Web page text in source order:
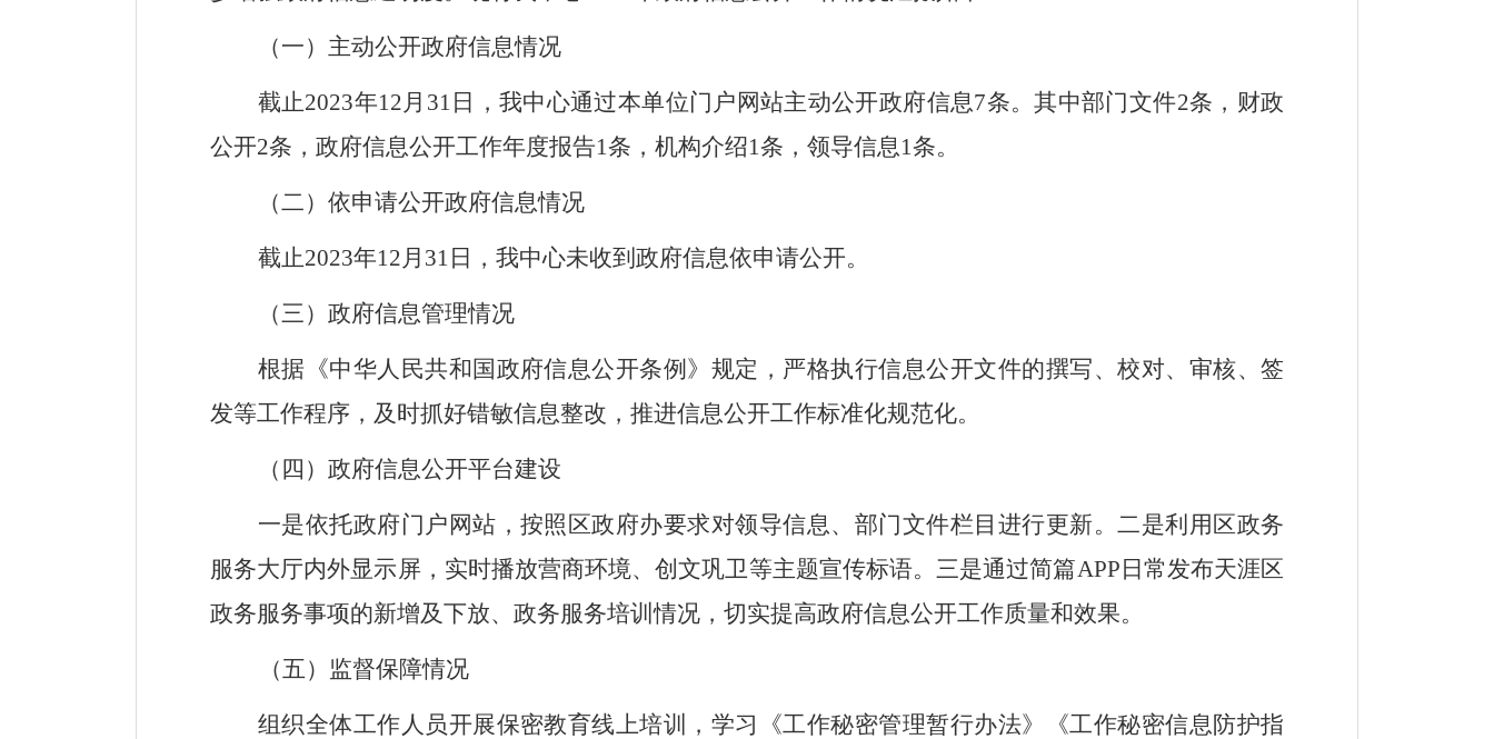
（一） 主动公开政府信息情况
截止2023年12月 31 日，我中心通过本单位门户网站主动公开政府信息7条。其中部门文件2条，财政
公开2条，政府信息公开工作年度报告1条，机构介绍1条，领导信息1条。
（二）依申请公开政府信息情况
截止2023年12月 31 日，我中心未收到政府信息依申请公开。
（三）政府信息管理情况
根据《中华人民共和国政府信息公开条例》规定，严格执行信息公开文件的撰写、校对、审核、签
发等工作程序，及时抓好错敏信息整改，推进信息公开工作标准化规范化。
（四）政府信息公开平台建设
一是依托政府门户网站，按照区政府办要求对领导信息、部门文件栏目进行更新。二是利用区政务
服务大厅内外显示屏，实时播放营商环境、创文巩卫等主题宣传标语。三是通过简篇APP 日常发布天涯区
政务服务事项的新增及下放、政务服务培训情况，切实提高政府信息公开工作质量和效果。
（五） 监督保障情况
组织全体工作人员开展保密教育线上培训，学习《工作秘密管理暂行办法》《工作秘密信息防护指